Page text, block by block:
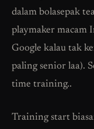
dalam bolasepak
playmaker macam
Google kalau tak
paling senior laa).
time training..
Training start